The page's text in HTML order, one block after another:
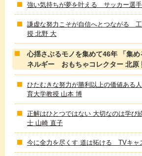
強い気持ちが夢を叶える サッカー選
謙虚な努力こそが自信へとつながる
授 北野 大
心揺さぶるモノを集めて46年 「集
ネルギー おもちゃコレクター 北原
ひたむきな努力が勝利以上の価値ある
育大学教授 山本 博
正解はひとつではない 大切なのは学
士 山崎 直子
今に全力を尽くす 道は拓ける TVキャ